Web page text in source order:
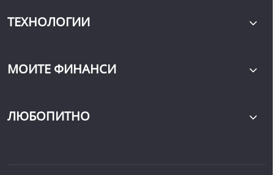
ТЕХНОЛОГИИ
МОИТЕ ФИНАНСИ
ЛЮБОПИТНО